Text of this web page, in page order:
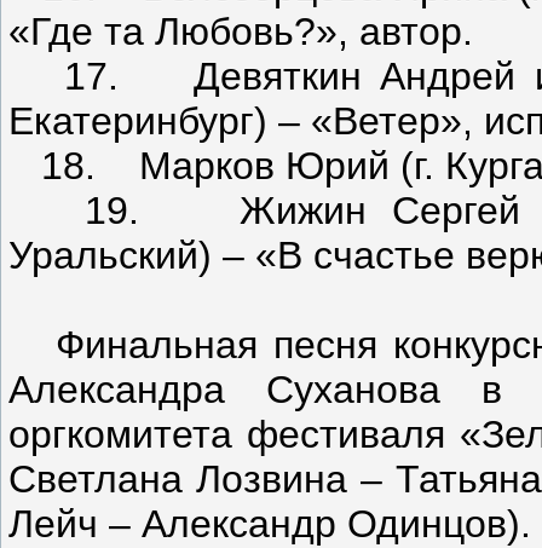
«Где та Любовь?», автор.
17. Девяткин Андрей и
Екатеринбург) – «Ветер»,
18. Марков Юрий (г.
19. Жижин Сергей и
Уральский) – «В счастье
Финальная песня
Александра Суханова в
оргкомитета фестиваля
Светлана Лозвина –
Лейч – Александр Одинцов).